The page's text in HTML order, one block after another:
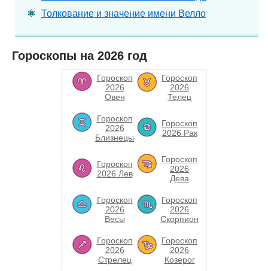
Толкование и значение имени Велло
Гороскопы на 2026 год
Гороскоп
2026
Овен
Гороскоп
2026
Телец
Гороскоп
2026
Близнецы
Гороскоп
2026 Рак
Гороскоп
2026 Лев
Гороскоп
2026
Дева
Гороскоп
2026
Весы
Гороскоп
2026
Скорпион
Гороскоп
2026
Стрелец
Гороскоп
2026
Козерог